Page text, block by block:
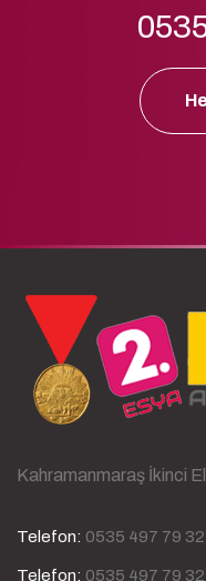
Kahramanmaraş İkinci
Telefon: 0535 497 79 32
Telefon: 0535 497 79 32